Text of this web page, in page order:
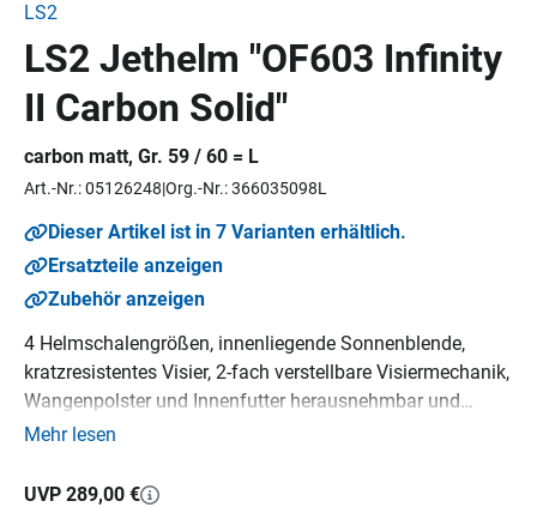
LS2
LS2 Jethelm "OF603 Infinity
II Carbon Solid"
carbon matt, Gr. 59 / 60 = L
Art.-Nr.: 05126248 Org.-Nr.: 366035098L
Dieser Artikel ist in 7 Varianten erhältlich.
Ersatzteile anzeigen
Zubehör anzeigen
4 Helmschalengrößen, innenliegende Sonnenblende,
kratzresistentes Visier, 2-fach verstellbare Visiermechanik,
Wangenpolster und Innenfutter herausnehmbar und
waschbar, Micrometric-Verschluss, Pinlock 70 MaxVison™
Carbon 6K, Gewicht: 1300 g (+/- 50 g),
Mehr lesen
UVP 289,00 €